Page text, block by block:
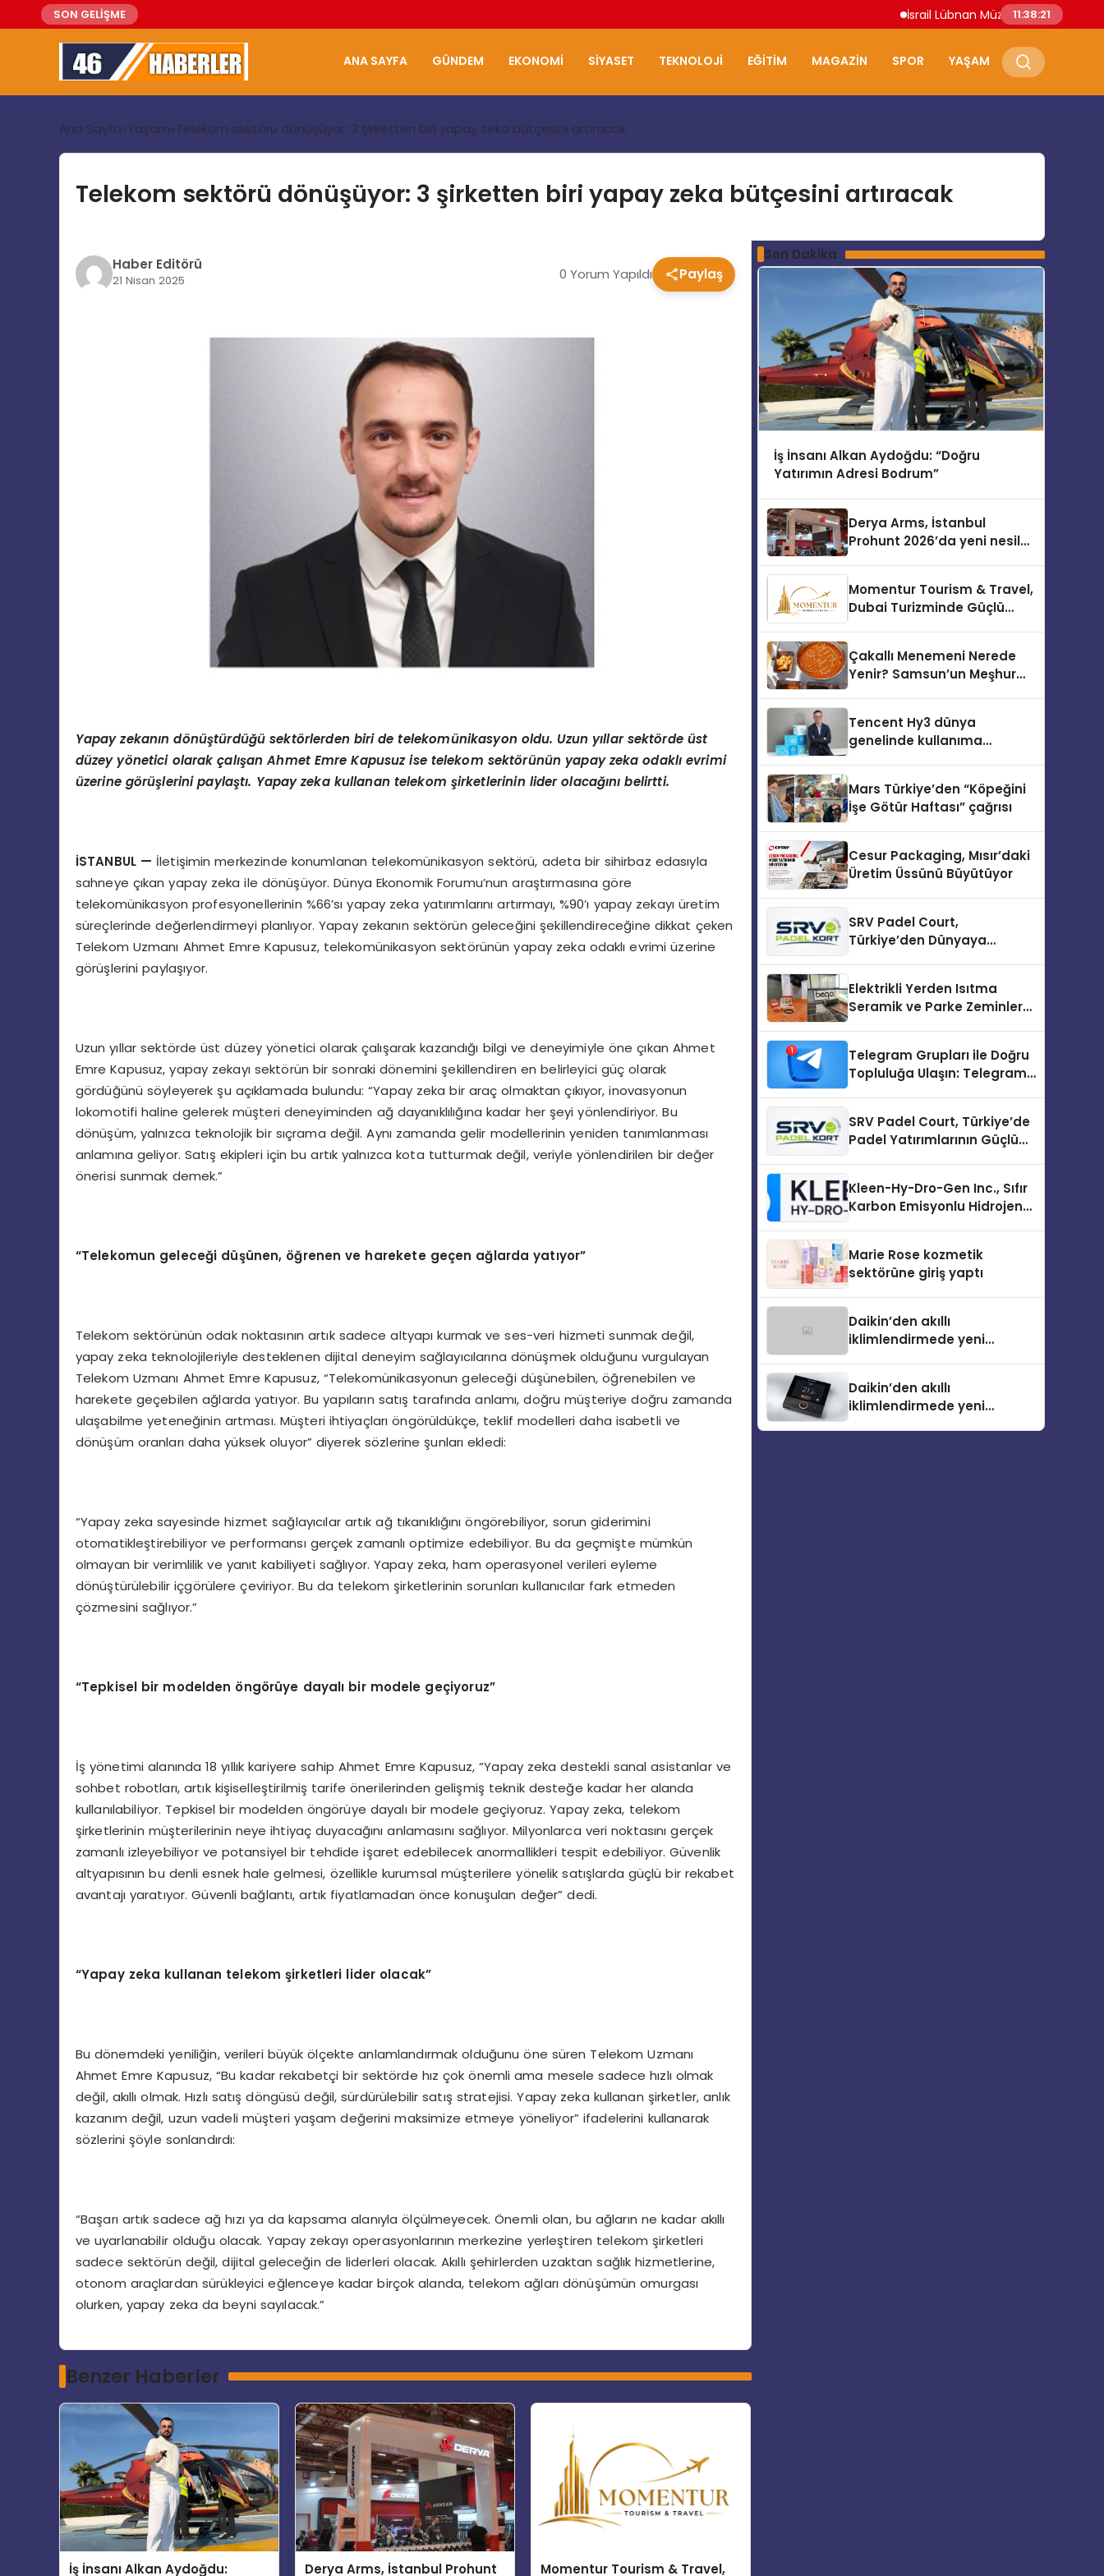
SON GELİŞME İsrail Lübnan Müzakereleri Roma’da
11:38:22
ANA SAYFA GÜNDEM EKONOMI SIYASET TEKNOLOJI EĞITIM MAGAZIN SPOR YAŞAM
Ana Sayfa Yaşam Telekom sektörü dönüşüyor: 3 şirketten biri yapay zeka bütçesini artıracak
Telekom sektörü dönüşüyor: 3 şirketten biri yapay zeka bütçesini artıracak
Haber Editörü
21 Nisan 2025 0 Yorum Yapıldı Paylaş
Yapay zekanın dönüştürdüğü sektörlerden biri de telekomünikasyon oldu. Uzun yıllar sektörde üst
düzey yönetici olarak çalışan Ahmet Emre Kapusuz ise telekom sektörünün yapay zeka odaklı evrimi
üzerine görüşlerini paylaştı. Yapay zeka kullanan telekom şirketlerinin lider olacağını belirtti.
İSTANBUL — İletişimin merkezinde konumlanan telekomünikasyon sektörü, adeta bir sihirbaz edasıyla
sahneye çıkan yapay zeka ile dönüşüyor. Dünya Ekonomik Forumu’nun araştırmasına göre
telekomünikasyon profesyonellerinin %66’sı yapay zeka yatırımlarını artırmayı, %90’ı yapay zekayı üretim
süreçlerinde değerlendirmeyi planlıyor. Yapay zekanın sektörün geleceğini şekillendireceğine dikkat çeken
Telekom Uzmanı Ahmet Emre Kapusuz, telekomünikasyon sektörünün yapay zeka odaklı evrimi üzerine
görüşlerini paylaşıyor.
Uzun yıllar sektörde üst düzey yönetici olarak çalışarak kazandığı bilgi ve deneyimiyle öne çıkan Ahmet
Emre Kapusuz, yapay zekayı sektörün bir sonraki dönemini şekillendiren en belirleyici güç olarak
gördüğünü söyleyerek şu açıklamada bulundu: “Yapay zeka bir araç olmaktan çıkıyor, inovasyonun
lokomotifi haline gelerek müşteri deneyiminden ağ dayanıklılığına kadar her şeyi yönlendiriyor. Bu
dönüşüm, yalnızca teknolojik bir sıçrama değil. Aynı zamanda gelir modellerinin yeniden tanımlanması
anlamına geliyor. Satış ekipleri için bu artık yalnızca kota tutturmak değil, veriyle yönlendirilen bir değer
önerisi sunmak demek.”
“Telekomun geleceği düşünen, öğrenen ve harekete geçen ağlarda yatıyor”
Telekom sektörünün odak noktasının artık sadece altyapı kurmak ve ses-veri hizmeti sunmak değil,
yapay zeka teknolojileriyle desteklenen dijital deneyim sağlayıcılarına dönüşmek olduğunu vurgulayan
Telekom Uzmanı Ahmet Emre Kapusuz, “Telekomünikasyonun geleceği düşünebilen, öğrenebilen ve
harekete geçebilen ağlarda yatıyor. Bu yapıların satış tarafında anlamı, doğru müşteriye doğru zamanda
ulaşabilme yeteneğinin artması. Müşteri ihtiyaçları öngörüldükçe, teklif modelleri daha isabetli ve
dönüşüm oranları daha yüksek oluyor” diyerek sözlerine şunları ekledi:
“Yapay zeka sayesinde hizmet sağlayıcılar artık ağ tıkanıklığını öngörebiliyor, sorun giderimini
otomatikleştirebiliyor ve performansı gerçek zamanlı optimize edebiliyor. Bu da geçmişte mümkün
olmayan bir verimlilik ve yanıt kabiliyeti sağlıyor. Yapay zeka, ham operasyonel verileri eyleme
dönüştürülebilir içgörülere çeviriyor. Bu da telekom şirketlerinin sorunları kullanıcılar fark etmeden
çözmesini sağlıyor.”
“Tepkisel bir modelden öngörüye dayalı bir modele geçiyoruz”
İş yönetimi alanında 18 yıllık kariyere sahip Ahmet Emre Kapusuz, “Yapay zeka destekli sanal asistanlar ve
sohbet robotları, artık kişiselleştirilmiş tarife önerilerinden gelişmiş teknik desteğe kadar her alanda
kullanılabiliyor. Tepkisel bir modelden öngörüye dayalı bir modele geçiyoruz. Yapay zeka, telekom
şirketlerinin müşterilerinin neye ihtiyaç duyacağını anlamasını sağlıyor. Milyonlarca veri noktasını gerçek
zamanlı izleyebiliyor ve potansiyel bir tehdide işaret edebilecek anormallikleri tespit edebiliyor. Güvenlik
altyapısının bu denli esnek hale gelmesi, özellikle kurumsal müşterilere yönelik satışlarda güçlü bir rekabet
avantajı yaratıyor. Güvenli bağlantı, artık fiyatlamadan önce konuşulan değer” dedi.
“Yapay zeka kullanan telekom şirketleri lider olacak”
Bu dönemdeki yeniliğin, verileri büyük ölçekte anlamlandırmak olduğunu öne süren Telekom Uzmanı
Ahmet Emre Kapusuz, “Bu kadar rekabetçi bir sektörde hız çok önemli ama mesele sadece hızlı olmak
değil, akıllı olmak. Hızlı satış döngüsü değil, sürdürülebilir satış stratejisi. Yapay zeka kullanan şirketler, anlık
kazanım değil, uzun vadeli müşteri yaşam değerini maksimize etmeye yöneliyor” ifadelerini kullanarak
sözlerini şöyle sonlandırdı:
“Başarı artık sadece ağ hızı ya da kapsama alanıyla ölçülmeyecek. Önemli olan, bu ağların ne kadar akıllı
ve uyarlanabilir olduğu olacak. Yapay zekayı operasyonlarının merkezine yerleştiren telekom şirketleri
sadece sektörün değil, dijital geleceğin de liderleri olacak. Akıllı şehirlerden uzaktan sağlık hizmetlerine,
otonom araçlardan sürükleyici eğlenceye kadar birçok alanda, telekom ağları dönüşümün omurgası
olurken, yapay zeka da beyni sayılacak.”
Benzer Haberler
İş İnsanı Alkan Aydoğdu: Derya Arms, İstanbul Prohunt Momentur Tourism & Travel,
Son Dakika
İş İnsanı Alkan Aydoğdu: “Doğru
Yatırımın Adresi Bodrum”
Derya Arms, İstanbul
Prohunt 2026’da yeni nesil
Momentur Tourism & Travel,
Dubai Turizminde Güçlü
Çakallı Menemeni Nerede
Yenir? Samsun’un Meşhur
Tencent Hy3 dünya
genelinde kullanıma
Mars Türkiye’den “Köpeğini
İşe Götür Haftası” çağrısı
Cesur Packaging, Mısır’daki
Üretim Üssünü Büyütüyor
SRV Padel Court,
Türkiye’den Dünyaya
Elektrikli Yerden Isıtma
Seramik ve Parke Zeminler
Telegram Grupları ile Doğru
Topluluğa Ulaşın: Telegram
SRV Padel Court, Türkiye’de
Padel Yatırımlarının Güçlü
Kleen-Hy-Dro-Gen Inc., Sıfır
Karbon Emisyonlu Hidrojen
Aldı
Marie Rose kozmetik
sektörüne giriş yaptı
Daikin’den akıllı
iklimlendirmede yeni
Daikin’den akıllı
iklimlendirmede yeni